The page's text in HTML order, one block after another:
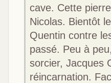
cave. Cette
Nicolas. Bientôt
Quentin contre
passé. Peu à
sorcier, Jacques
réincarnation.